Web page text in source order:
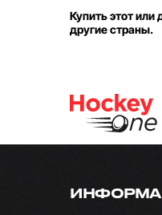
Купить этот
другие страны.